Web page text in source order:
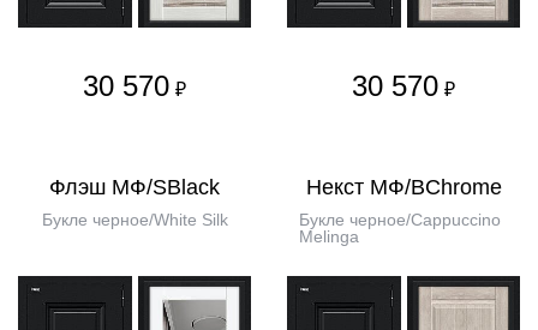
30 570 ₽ 30 570 ₽
Флэш МФ/SBlack
Букле черное/White Silk
Некст МФ/BChrome
Букле черное/Cappuccino
Melinga